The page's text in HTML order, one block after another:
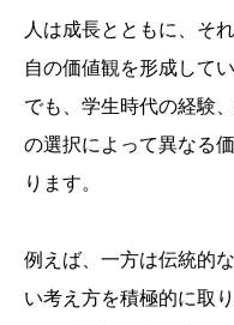
人は成長とともに、そ
自の価値観を形成して
でも、学生時代の経験
の選択によって異なる
ります。
例えば、一方は伝統的
い考え方を積極的に取